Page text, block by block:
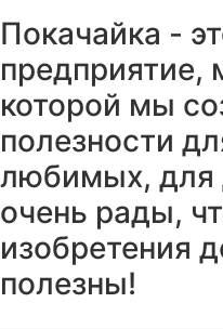
Покачайка -
предприятие,
которой мы
полезности
любимых,
очень рады,
изобретения
полезны!